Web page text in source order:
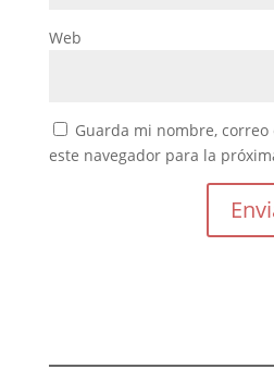
Web
Guarda mi nombre,
este navegador para la